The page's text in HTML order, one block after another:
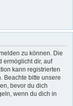
zu können. Die
ermöglicht dir, auf
kann registrierten
Beachte bitte unsere
bevor du dich
wenn du dich in